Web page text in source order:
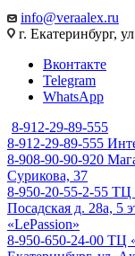
info@veraalex.ru
г. Екатеринбург,
Вконтакте
Telegram
WhatsApp
8-912-29-89-555
8-912-29-89-555
8-908-90-90-920
Сурикова, 37
8-950-20-55-2-55 ТЦ
Посадская д. 28а, 5
«LePassion»
8-950-650-24-00 ТЦ